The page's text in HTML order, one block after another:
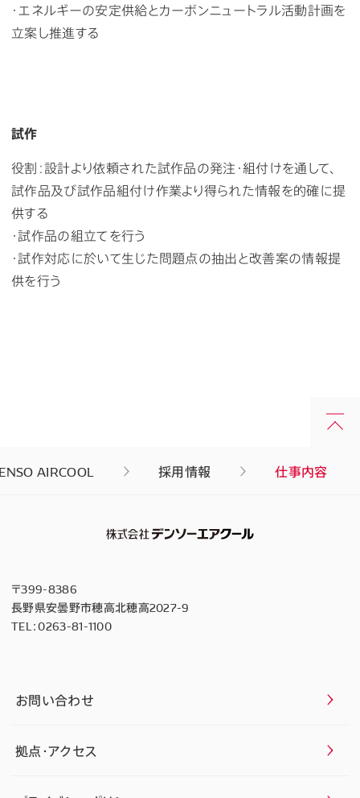
・エネルギーの安定供給とカーボンニュートラル活動計画を
立案し推進する
試作
役割：設計より依頼された試作品の発注・組付けを通して、
試作品及び試作品組付け作業より得られた情報を的確に提
供する
・試作品の組立てを行う
・試作対応に於いて生じた問題点の抽出と改善案の情報提
供を行う
AIRCOOL 採用情報 仕事内容
〒399-8386
長野県安曇野市穂高北穂高2027-9
TEL：0263-81-1100
お問い合わせ
拠点・アクセス